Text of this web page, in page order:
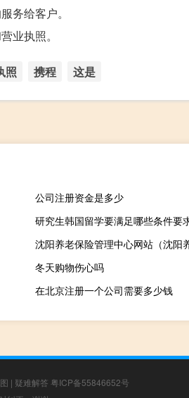
务给客户。
业执照。
照 携程 这是
公司注册资金是多少
研究生韩国留学要满足哪些条件要
沈阳养老保险管理中心网站（沈阳
冬天购物伤心吗
在北京注册一个公司需要多少钱
| 疑难解答 粤ICP备55846652号